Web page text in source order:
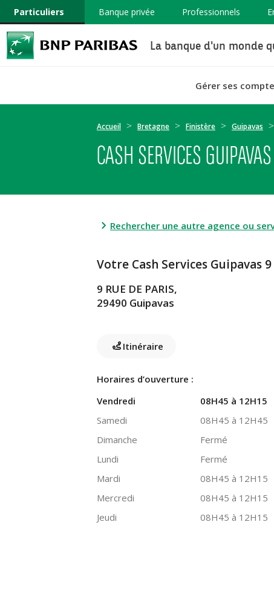
Particuliers Banque privée Professionnels
La banque d'un monde
Gérer ses
Accueil Bretagne Finistère Guipavas
CASH SERVICES
Rechercher une autre agence ou
Votre Cash Services Guipavas 9
9 RUE DE PARIS,
29490 Guipavas
Itinéraire
Horaires d’ouverture :
Vendredi
08H45 à 12H15
Samedi
08H45 à 12H45
Dimanche
Fermé
Lundi
Fermé
Mardi
08H45 à 12H15
Mercredi
08H45 à 12H15
Jeudi
08H45 à 12H15